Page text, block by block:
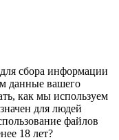
сбора информации
данные вашего
как мы используем
для людей
файлов
18 лет?